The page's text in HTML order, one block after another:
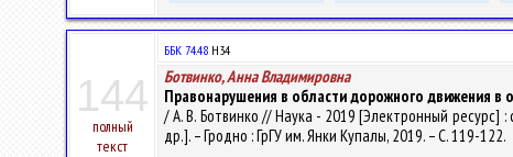
144
полный
текст
ББК 74.48 Н34
Ботвинко, Анна Владимировна
Правонарушения в области дорожного движения в
/ А. В. Ботвинко // Наука - 2019 [Электронный ресурс] :
др.]. – Гродно : ГрГУ им. Янки Купалы, 2019. – С. 119-122.